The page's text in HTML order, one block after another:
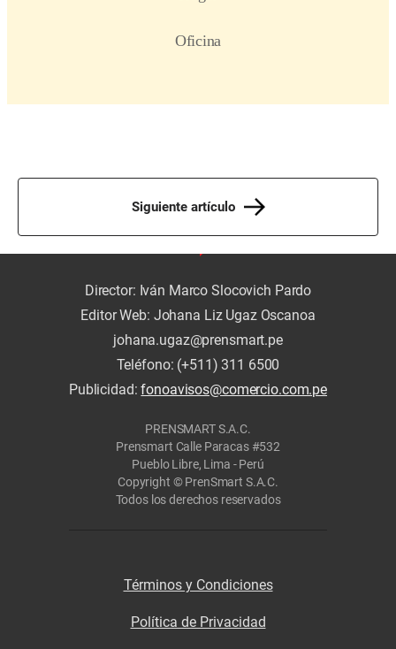
Siguiente artículo
Director: Iván Marco Slocovich Pardo
Editor Web: Johana Liz Ugaz Oscanoa
johana.ugaz@prensmart.pe
Teléfono: (+511) 311 6500
Publicidad:fonoavisos@comercio.com.pe
PRENSMART S.A.C.
Prensmart Calle Paracas #532
Pueblo Libre, Lima - Perú
Copyright © PrenSmart S.A.C.
Todos los derechos reservados
Términos y Condiciones
Política de Privacidad